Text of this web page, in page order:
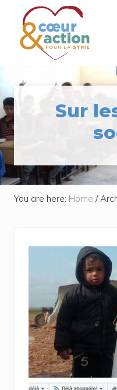
Menu
main
footer
l'espoir
à
ceux
qui
ont
tout
perdu
Sur
You are here: Home /